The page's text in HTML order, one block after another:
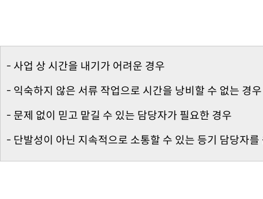
- 사업 상 시간을 내기가 어려운 경우
- 익숙하지 않은 서류 작업으로 시간을 낭비할 수 없는 경우
- 문제 없이 믿고 맡길 수 있는 담당자가 필요한 경우
- 단발성이 아닌 지속적으로 소통할 수 있는 등기 담당자를